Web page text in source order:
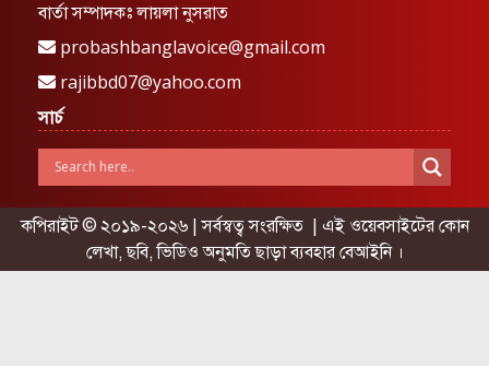
বার্তা সম্পাদকঃ লায়লা নুসরাত
probashbanglavoice@gmail.com
rajibbd07@yahoo.com
সার্চ
কপিরাইট © ২০১৯-২০২৬ | সর্বস্বত্ব সংরক্ষিত | এই ওয়েবসাইটের কোন
লেখা, ছবি, ভিডিও অনুমতি ছাড়া ব্যবহার বেআইনি ।